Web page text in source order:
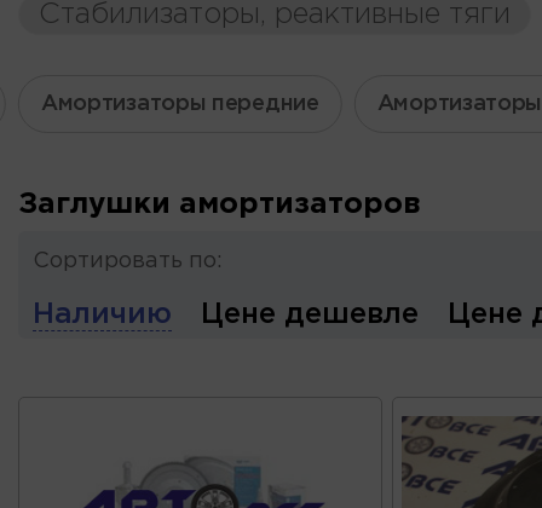
Стабилизаторы, реактивные тяги
Амортизаторы передние
Заглушки амортизаторов
Сортировать по:
Наличию Цене дешевле Цене